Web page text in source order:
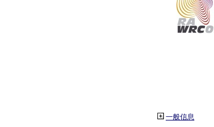
一般信息